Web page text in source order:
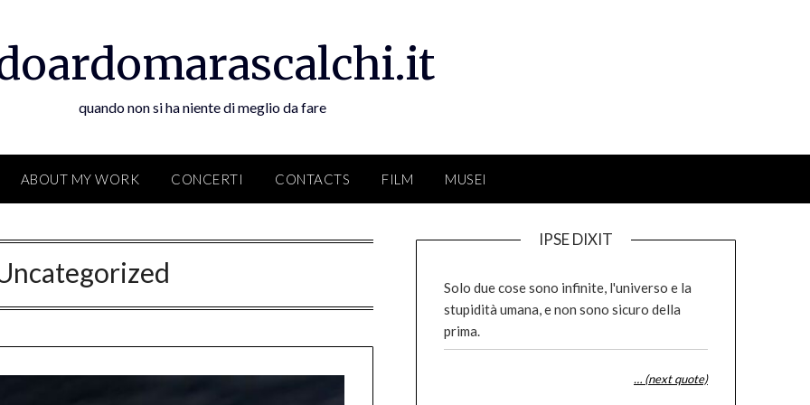
quando non si ha niente di meglio da fare
ABOUT MY WORK CONCERTI CONTACTS FILM MUSEI
IPSE DIXIT
Solo due cose sono infinite, l'universo e la
stupidità umana, e non sono sicuro della
prima.
… (next quote)